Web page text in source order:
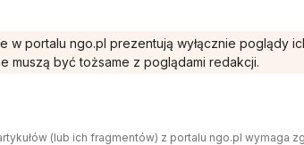
w portalu ngo.pl prezentują wyłącznie poglądy
muszą być tożsame z poglądami redakcji.
(lub ich fragmentów) z portalu ngo.pl wymaga